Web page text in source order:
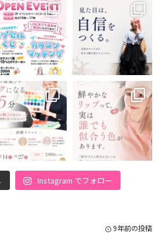
Instagram でフォロー
9年前の投稿